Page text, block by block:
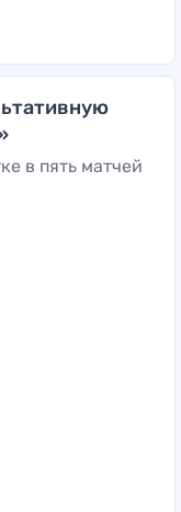
в пять матчей